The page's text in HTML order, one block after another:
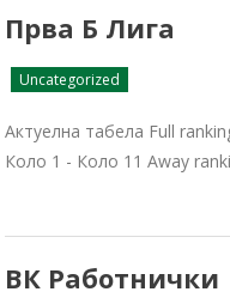
Прва Б Лига
Uncategorized
Актуелна табела Full
Коло 1 - Коло 11 Away
ВК Работнички